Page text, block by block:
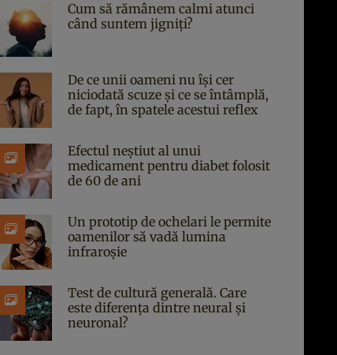
Cum să rămânem calmi atunci
când suntem jigniți?
De ce unii oameni nu își cer
niciodată scuze și ce se întâmplă,
de fapt, în spatele acestui reflex
Efectul neștiut al unui
medicament pentru diabet folosit
de 60 de ani
Un prototip de ochelari le permite
oamenilor să vadă lumina
infraroșie
Test de cultură generală. Care
este diferența dintre neural și
neuronal?